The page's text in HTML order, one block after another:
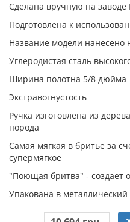
Сделана вручную на
Подготовлена к
Название модели нанесено
Углеродистая сталь
Ширина полотна 5/8 дюйма
Экстравогнустость
Ручка изготовлена из
порода
Самая мягкая в бритье за
супермягкое
"Поющая бритва" - создает
Упакована в металлический